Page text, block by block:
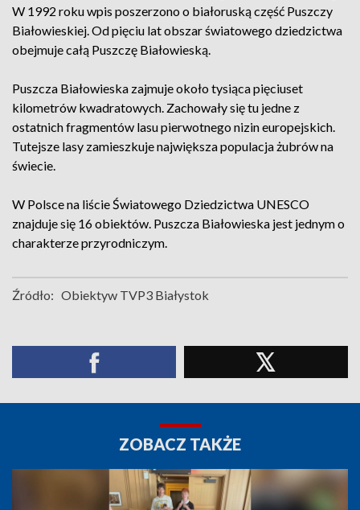
W 1992 roku wpis poszerzono o białoruską część Puszczy
Białowieskiej. Od pięciu lat obszar światowego dziedzictwa
obejmuje całą Puszczę Białowieską.
Puszcza Białowieska zajmuje około tysiąca pięciuset
kilometrów kwadratowych. Zachowały się tu jedne z
ostatnich fragmentów lasu pierwotnego nizin europejskich.
Tutejsze lasy zamieszkuje największa populacja żubrów na
świecie.
W Polsce na liście Światowego Dziedzictwa UNESCO
znajduje się 16 obiektów. Puszcza Białowieska jest jednym o
charakterze przyrodniczym.
Źródło: Obiektyw TVP3 Białystok
ZOBACZ TAKŻE